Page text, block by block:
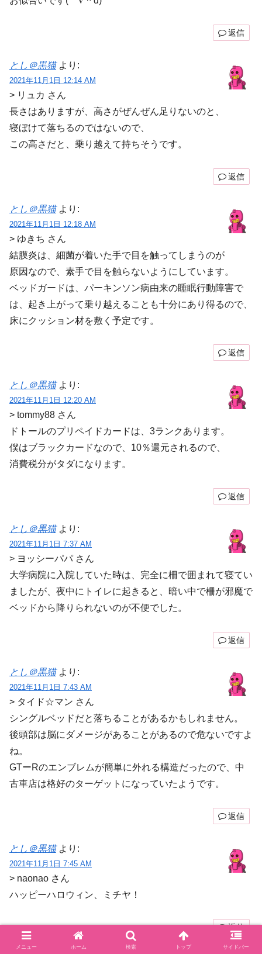
返信
とし＠黒猫 より:
2021年11月1日 12:14 AM
> リュカ さん
長さはありますが、高さがぜんぜん足りないのと、
寝ぼけて落ちるのではないので、
この高さだと、乗り越えて持ちそうです。
返信
とし＠黒猫 より:
2021年11月1日 12:18 AM
> ゆきち さん
結膜炎は、細菌が着いた手で目を触ってしまうのが
原因なので、素手で目を触らないようにしています。
ベッドガードは、パーキンソン病由来の睡眠行動障害で
は、起き上がって乗り越えることも十分にあり得るので、
床にクッション材を敷く予定です。
返信
とし＠黒猫 より:
2021年11月1日 12:20 AM
> tommy88 さん
ドトールのプリペイドカードは、3ランクあります。
僕はブラックカードなので、10％還元されるので、
消費税分がタダになります。
返信
とし＠黒猫 より:
2021年11月1日 7:37 AM
> ヨッシーパパ さん
大学病院に入院していた時は、完全に柵で囲まれて寝てい
ましたが、夜中にトイレに起きると、暗い中で柵が邪魔で
ベッドから降りられないのが不便でした。
返信
とし＠黒猫 より:
2021年11月1日 7:43 AM
> タイド☆マン さん
シングルベッドだと落ちることがあるかもしれません。
後頭部は脳にダメージがあることがあるので危ないですよ
ね。
GTーRのエンブレムが簡単に外れる構造だったので、中
古車店は格好のターゲットになっていたようです。
返信
とし＠黒猫 より:
2021年11月1日 7:45 AM
> naonao さん
ハッピーハロウィン、ミチヤ！
返信
メニュー ホーム 検索 トップ サイドバー